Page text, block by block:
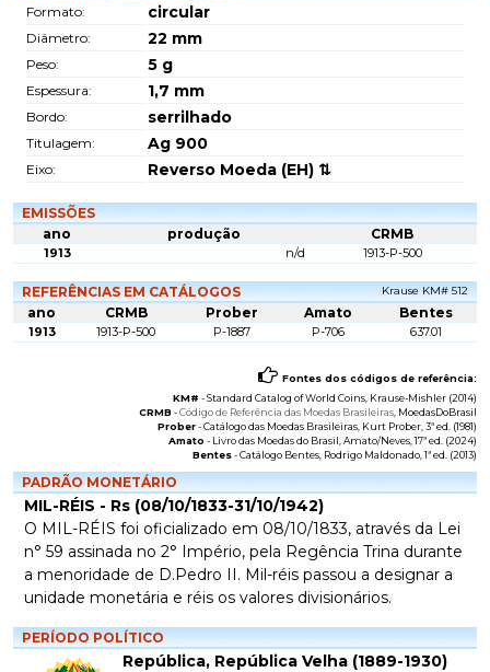
Formato:
circular
Diâmetro: 22 mm
Peso: 5 g
Espessura: 1,7 mm
Bordo: serrilhado
Titulagem: Ag 900
Eixo: Reverso Moeda (EH) ⇅
EMISSÕES
ano
produção CRMB
1913 n/d 1913-P-500
REFERÊNCIAS EM CATÁLOGOS Krause KM# 512
ano CRMB Prober Amato Bentes
1913 1913-P-500 P-1887 P-706 637.01
Fontes dos códigos de referência:
KM# -Standard Catalog of World Coins , Krause-Mishler (2014)
CRMB -Código de Referência das Moedas Brasileiras , MoedasDoBrasil
Prober-Catálogo das Moedas Brasileiras , Kurt Prober, 3ª ed. (1981)
Amato - Livro das Moedas do Brasil , Amato/Neves, 17ª ed. (2024)
Bentes-Catálogo Bentes , Rodrigo Maldonado, 1ª ed. (2013)
PADRÃO MONETÁRIO
MIL-RÉIS - Rs (08/10/1833-31/10/1942)
O MIL-RÉIS foi oficializado em 08/10/1833, através da Lei
n° 59 assinada no 2° Império, pela Regência Trina durante
a menoridade de D.Pedro II. Mil-réis passou a designar a
unidade monetária e réis os valores divisionários.
PERÍODO POLÍTICO
República, República Velha (1889-1930)